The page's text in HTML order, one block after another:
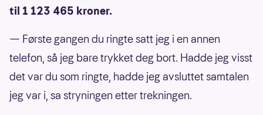
til 1 123 465 kroner.
— Første gangen du ringte satt jeg i en annen
telefon, så jeg bare trykket deg bort. Hadde jeg visst
det var du som ringte, hadde jeg avsluttet samtalen
jeg var i, sa stryningen etter trekningen.